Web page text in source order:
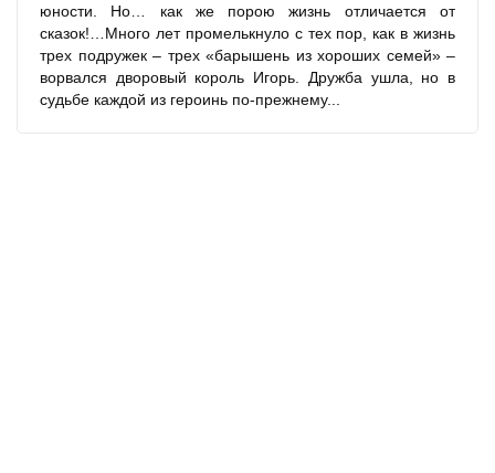
юности. Но… как же порою жизнь отличается от
сказок!…Много лет промелькнуло с тех пор, как в жизнь
трех подружек – трех «барышень из хороших семей» –
ворвался дворовый король Игорь. Дружба ушла, но в
судьбе каждой из героинь по-прежнему...